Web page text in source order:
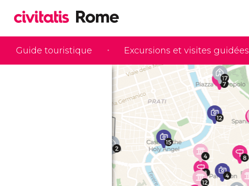
Guide touristique Excursions et visites guidées